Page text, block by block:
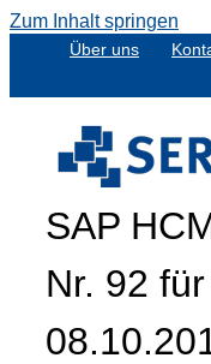
Zum Inhalt springen
Über uns
SAP
Nr. 92